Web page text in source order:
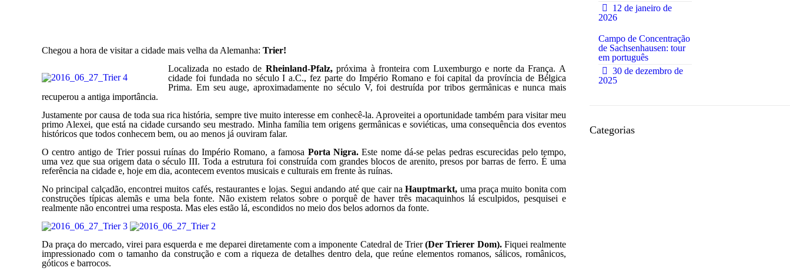
Chegou a hora de visitar a cidade mais velha da Alemanha:Trier!
Localizada no estado de Rheinland-Pfalz,próxima à fronteira com Luxemburgo e norte da França. A
cidade foi fundada no século I a.C., fez parte do Império Romano e foi capital da província de Bélgica
Prima. Em seu auge, aproximadamente no século V, foi destruída por tribos germânicas e nunca mais
recuperou a antiga importância.
Justamente por causa de toda sua rica história, sempre tive muito interesse em conhecê-la. Aproveitei a oportunidade também para visitar meu
primo Alexei, que está na cidade cursando seu mestrado. Minha família tem origens germânicas e soviéticas, uma consequência dos eventos
históricos que todos conhecem bem, ou ao menos já ouviram falar.
O centro antigo de Trier possui ruínas do Império Romano, a famosa Porta Nigra.Este nome dá-se pelas pedras escurecidas pelo tempo,
uma vez que sua origem data o século III. Toda a estrutura foi construída com grandes blocos de arenito, presos por barras de ferro. É uma
referência na cidade e, hoje em dia, acontecem eventos musicais e culturais em frente às ruínas.
No principal calçadão, encontrei muitos cafés, restaurantes e lojas. Segui andando até que cair naHauptmarkt, uma praça muito bonita com
construções típicas alemãs e uma bela fonte. Não existem relatos sobre o porquê de haver três macaquinhos lá esculpidos, pesquisei e
realmente não encontrei uma resposta. Mas eles estão lá, escondidos no meio dos belos adornos da fonte.
Da praça do mercado, virei para esquerda e me deparei diretamente com a imponente Catedral de Trier(Der Trierer Dom).Fiquei realmente
impressionado com o tamanho da construção e com a riqueza de detalhes dentro dela, que reúne elementos romanos, sálicos, românicos,
góticos e barrocos.
12 de janeiro de
2026
Campo de Concentração
de Sachsenhausen: tour
em português
30 de dezembro de
2025
Categorias